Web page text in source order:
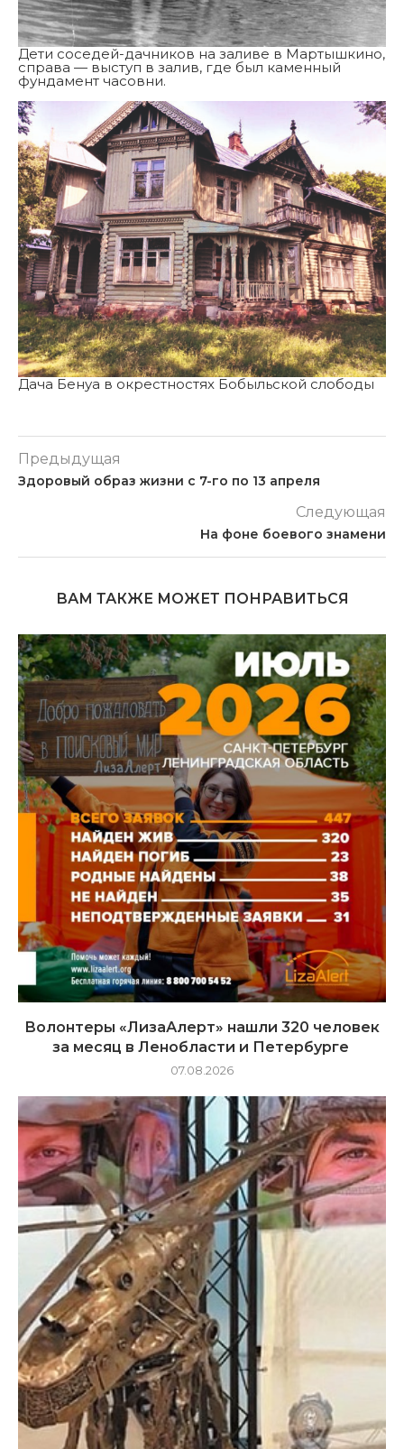
Дети соседей-дачников на заливе в Мартышкино,
справа — выступ в залив, где был каменный
фундамент часовни.
Дача Бенуа в окрестностях Бобыльской слободы
Предыдущая
Здоровый образ жизни с 7-го по 13 апреля
Следующая
На фоне боевого знамени
ВАМ ТАКЖЕ МОЖЕТ ПОНРАВИТЬСЯ
Волонтеры «ЛизаАлерт» нашли 320 человек
за месяц в Ленобласти и Петербурге
07.08.2026